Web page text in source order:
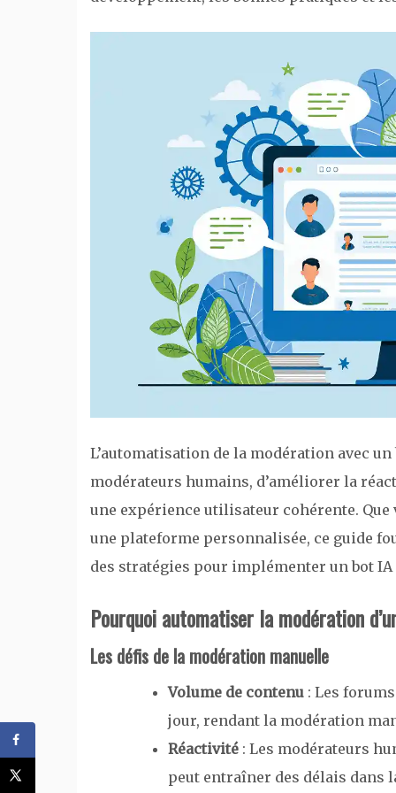
L’automatisation de la modération avec
modérateurs humains, d’améliorer la
une expérience utilisateur cohérente.
une plateforme personnalisée, ce guide
des stratégies pour implémenter un bot
Pourquoi automatiser la modération
Les défis de la modération manuelle
Volume de contenu : Les
jour, rendant la modération
Réactivité : Les modérateurs
peut entraîner des délais dans